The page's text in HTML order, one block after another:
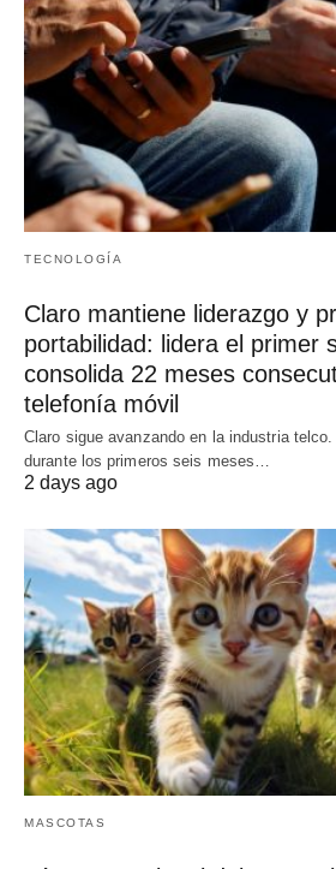
TECNOLOGÍA
Claro mantiene liderazgo y
portabilidad: lidera el primer
consolida 22 meses
telefonía móvil
Claro sigue avanzando en la industria
durante los primeros seis meses…
2 days ago
MASCOTAS